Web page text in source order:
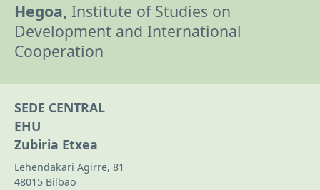
Hegoa, Institute of Studies on
Development and International
Cooperation
SEDE CENTRAL
EHU
Zubiria Etxea
Lehendakari Agirre, 81
48015 Bilbao